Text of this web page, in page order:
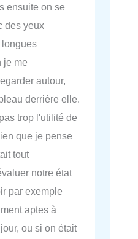
ensuite on se
des yeux
je me
autour,
derrière elle.
trop l'utilité de
que je pense
tout
notre état
par exemple
aptes à
ou si on était